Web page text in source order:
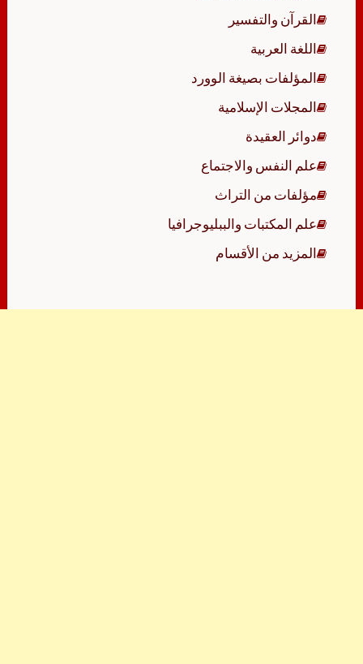
القرآن والتفسير
اللغة العربية
المؤلفات بصيغة الوورد
المجلات الإسلامية
دوائر العقيدة
علم النفس والاجتماع
مؤلفات من التراث
علم المكتبات والببليوجرافيا
المزيد من الأقسام